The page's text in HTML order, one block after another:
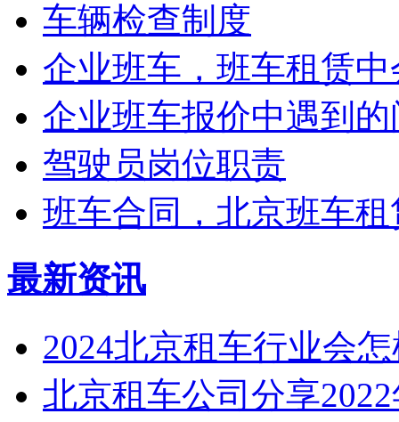
车辆检查制度
企业班车，班车租赁
企业班车报价中遇到的
驾驶员岗位职责
班车合同，北京班车
最新资讯
2024北京租车行业会
北京租车公司分享2022